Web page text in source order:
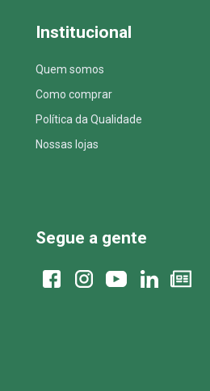
Institucional
Quem somos
Como comprar
Política da Qualidade
Nossas lojas
Segue a gente